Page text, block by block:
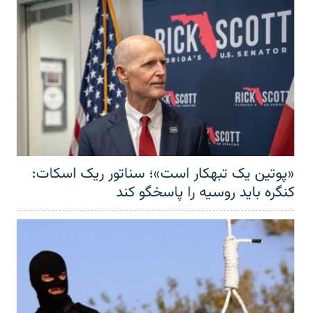
«پوتین یک تبهکار است»؛ سناتور ریک اسکات:
کنگره باید روسیه را پاسخگو کند